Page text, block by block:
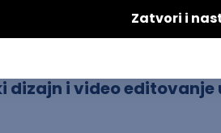
dizajn i video